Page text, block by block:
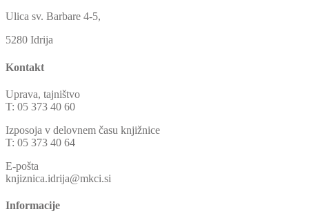
Ulica sv. Barbare 4-5,
5280 Idrija
Kontakt
Uprava, tajništvo
T: 05 373 40 60
Izposoja v delovnem času knjižnice
T: 05 373 40 64
E-pošta
knjiznica.idrija@mkci.si
Informacije